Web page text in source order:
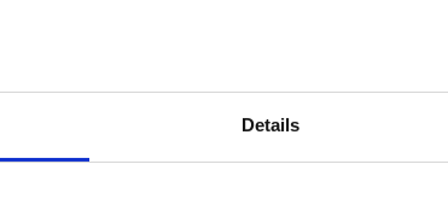
Details
Ekologiskt
berömda teer.
Vikt :100g